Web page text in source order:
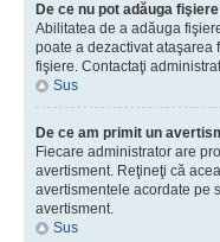
De ce nu pot adăuga
Abilitatea de a adăuga
poate a dezactivat ataşarea
fişiere. Contactaţi
Sus
De ce am primit un
Fiecare administrator are
avertisment. Reţineţi că
avertismentele acordate pe
avertisment.
Sus